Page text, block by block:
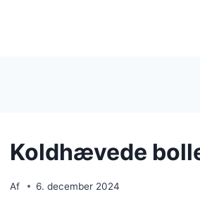
Koldhævede
Af 6. december 2024